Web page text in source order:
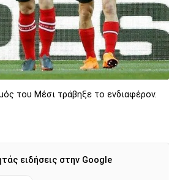
του Μέσι τράβηξε το ενδιαφέρον.
ειδήσεις στην Google